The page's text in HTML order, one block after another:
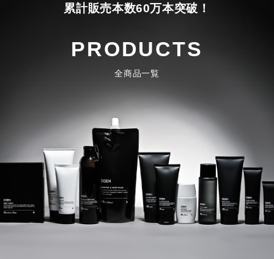
累計販売本数60万本突破！
PRODUCTS
全商品一覧